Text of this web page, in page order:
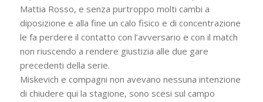
Mattia Rosso, e senza purtroppo molti cambi a
diposizione e alla fine un calo fisico e di concentrazione
le fa perdere il contatto con l’avversario e con il match
non riuscendo a rendere giustizia alle due gare
precedenti della serie.
Miskevich e compagni non avevano nessuna intenzione
di chiudere qui la stagione, sono scesi sul campo